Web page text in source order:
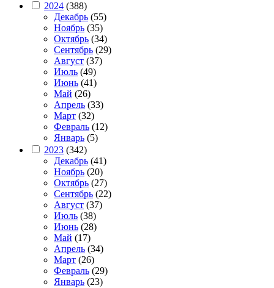
2024 (388)
Декабрь (55)
Ноябрь (35)
Октябрь (34)
Сентябрь (29)
Август (37)
Июль (49)
Июнь (41)
Май (26)
Апрель (33)
Март (32)
Февраль (12)
Январь (5)
2023 (342)
Декабрь (41)
Ноябрь (20)
Октябрь (27)
Сентябрь (22)
Август (37)
Июль (38)
Июнь (28)
Май (17)
Апрель (34)
Март (26)
Февраль (29)
Январь (23)